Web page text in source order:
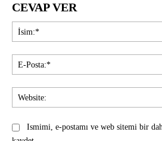
CEVAP VER
Ismimi, e-postamı ve web sitemi bir